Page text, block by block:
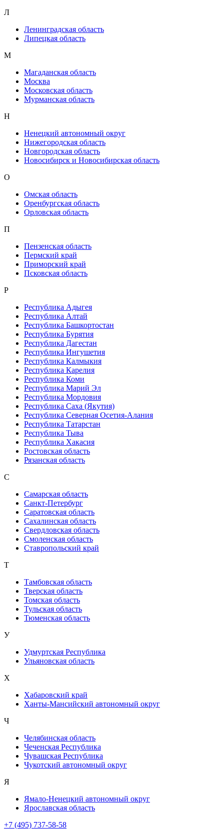
Л
Ленинградская область
Липецкая область
М
Магаданская область
Москва
Московская область
Мурманская область
Н
Ненецкий автономный округ
Нижегородская область
Новгородская область
Новосибирск и Новосибирская область
О
Омская область
Оренбургская область
Орловская область
П
Пензенская область
Пермский край
Приморский край
Псковская область
Р
Республика Адыгея
Республика Алтай
Республика Башкортостан
Республика Бурятия
Республика Дагестан
Республика Ингушетия
Республика Калмыкия
Республика Карелия
Республика Коми
Республика Марий Эл
Республика Мордовия
Республика Саха (Якутия)
Республика Северная Осетия-Алания
Республика Татарстан
Республика Тыва
Республика Хакасия
Ростовская область
Рязанская область
С
Самарская область
Санкт-Петербург
Саратовская область
Сахалинская область
Свердловская область
Смоленская область
Ставропольский край
Т
Тамбовская область
Тверская область
Томская область
Тульская область
Тюменская область
У
Удмуртская Республика
Ульяновская область
Х
Хабаровский край
Ханты-Мансийский автономный округ
Ч
Челябинская область
Чеченская Республика
Чувашская Республика
Чукотский автономный округ
Я
Ямало-Ненецкий автономный округ
Ярославская область
+7 (495) 737-58-58